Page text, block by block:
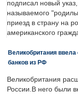
подписал новый
называемого
приезд в страну на
американского
Великобритания
банков из РФ
Великобритания
России.В него были